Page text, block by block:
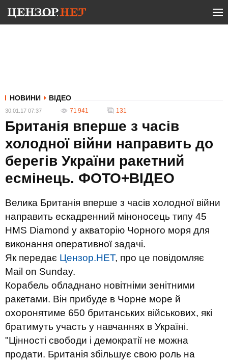
НОВИНИ ВІДЕО
30.01.17 07:37 71 941 131
Британія вперше з часів
холодної війни направить до
берегів України ракетний
есмінець. ФОТО+ВІДЕО
Велика Британія вперше з часів холодної війни
направить ескадренний міноносець типу 45
HMS Diamond у акваторію Чорного моря для
виконання оперативної задачі.
Як передає Цензор.НЕТ, про це повідомляє
Mail on Sunday.
Корабель обладнано новітніми зенітними
ракетами. Він прибуде в Чорне море й
охоронятиме 650 британських військових, які
братимуть участь у навчаннях в Україні.
"Цінності свободи і демократії не можна
продати. Британія збільшує свою роль на